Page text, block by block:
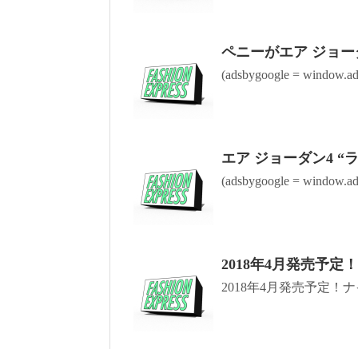
ペニーがエア ジョ
(adsbygoogle =
エア ジョーダン4 “
(adsbygoogle =
2018年4月発売予定
2018年4月発売予定！